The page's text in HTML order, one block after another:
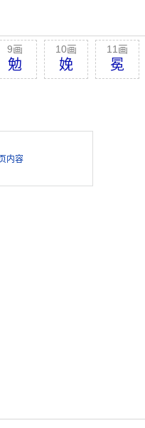
9画
勉
10画
娩
11画
冕
内容